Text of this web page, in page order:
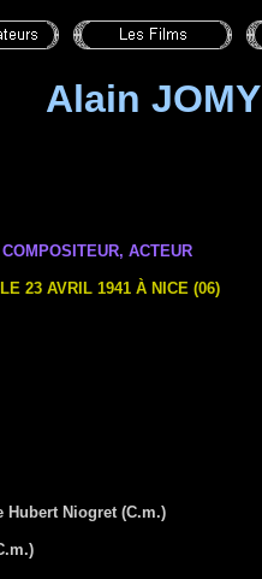
Alain JOMY
COMPOSITEUR, ACTEUR
23 AVRIL 1941 À NICE (06)
Hubert Niogret (C.m.)